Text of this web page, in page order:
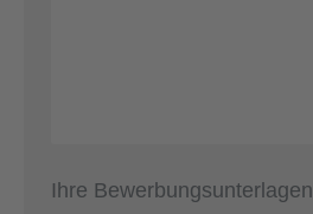
Ihre Bewerbungsunterlagen